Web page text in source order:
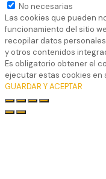
No necesarias
Las cookies que pueden
funcionamiento del sitio
recopilar datos
y otros contenidos
Es obligatorio obtener el
ejecutar estas cookies en
GUARDAR Y ACEPTAR